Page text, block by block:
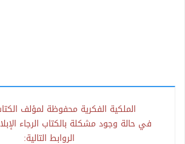
الملكية الفكرية محفوظة لمؤلف
في حالة وجود مشكلة بالكتاب الرجاء
الروابط التالية: